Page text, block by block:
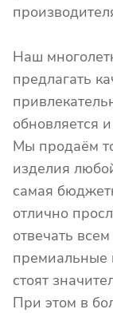
Наш
предлагать
обновляется
Мы продаём
изделия
самая
отлично
отвечать
премиальные
стоят
При этом в